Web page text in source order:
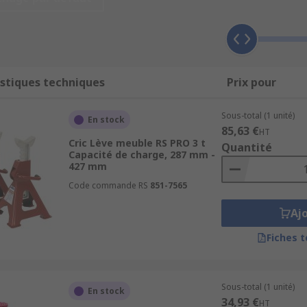
et le poids (en kilogramme) varient selon chaque
la protection de l’opérateur et de prévenir les risques
les contraintes techniques.
RS
bouteilles hydrauliques en acier, conçus pour un usage
Les prix sont affichés en € HT et € TTC, avec
techniques Prix pour
En stock
Cric Lève meuble RS PRO 3 t
Capacité de charge, 287 mm -
427 mm
Code commande RS 851-7565
Sous-total (1 unité)
85,63 €HT
Quantité
Fiches
En stock Sous-total (1 unité)
34,93 €HT